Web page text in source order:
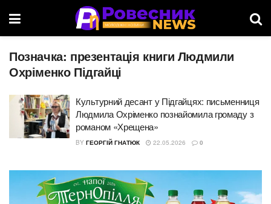
Позначка: презентація книги Людмили
Охріменко Підгайці
Культурний десант у Підгайцях: письменниця
Людмила Охріменко познайомила громаду з
романом «Хрещена»
BY ГЕОРГІЙ ГНАТЮК 22.05.2026 0